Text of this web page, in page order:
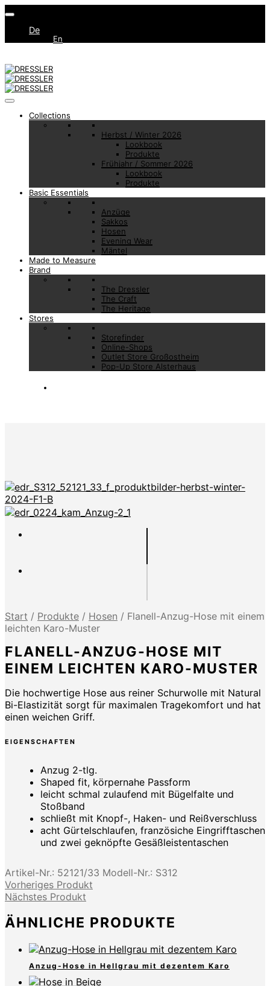
De
En
Collections
Herbst / Winter 2026
Lookbook
Produkte
Frühjahr / Sommer 2026
Lookbook
Produkte
Basic Essentials
Anzüge
Sakkos
Hosen
Evening Wear
Mäntel
Made to Measure
Brand
The Dressler
The Craft
The Heritage
Stores
Storefinder
Online-Shops
Outlet Store Großostheim
Pop-Up Store Alsterhaus
Start / Produkte / Hosen / Flanell-Anzug-Hose mit einem
leichten Karo-Muster
FLANELL-ANZUG-HOSE MIT
EINEM LEICHTEN KARO-MUSTER
Die hochwertige Hose aus reiner Schurwolle mit Natural
Bi-Elastizität sorgt für maximalen Tragekomfort und hat
einen weichen Griff.
EIGENSCHAFTEN
Anzug 2-tlg.
Shaped fit, körpernahe Passform
leicht schmal zulaufend mit Bügelfalte und
Stoßband
schließt mit Knopf-, Haken- und Reißverschluss
acht Gürtelschlaufen, französiche Eingrifftaschen
und zwei geknöpfte Gesäßleistentaschen
Artikel-Nr.: 52121/33 Modell-Nr.: S312
Vorheriges Produkt
Nächstes Produkt
ÄHNLICHE PRODUKTE
Anzug-Hose in Hellgrau mit dezentem Karo